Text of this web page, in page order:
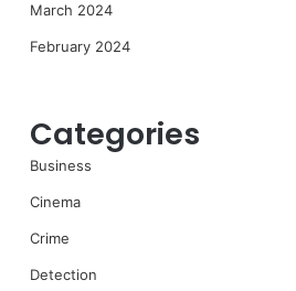
March 2024
February 2024
Categories
Business
Cinema
Crime
Detection